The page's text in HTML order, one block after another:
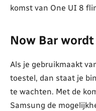
komst van One UI 8
Now Bar
Als je gebruikmaakt
toestel, dan staat je
te wachten. Met de
Samsung de